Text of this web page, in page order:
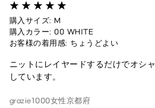
購入サイズ: M
購入カラー: 00 WHITE
お客様の着用感: ちょうどよい
ニットにレイヤードするだけでオシ
しています。
grazie1000女性京都府